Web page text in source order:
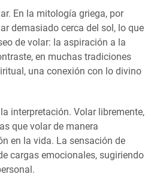
En la mitología griega, por
demasiado cerca del sol, lo que
de volar: la aspiración a la
en muchas tradiciones
una conexión con lo divino
interpretación. Volar libremente,
que volar de manera
en la vida. La sensación de
cargas emocionales, sugiriendo